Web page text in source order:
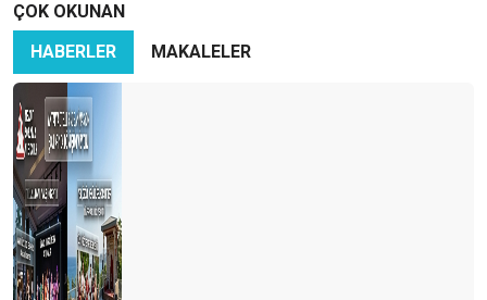
ARTIK DESTİNASYONUNU SEÇEMİYORSUN !.. DESTİNASYON
SENİ SEÇİYOR !..
TURİZM SEFERBERLİĞİ
2024 YAZ SEZONUNA ÇEYREK KALA
TURİZM VE YENİ YILDA BEKLENTİLER
ÇOK ESKİ SORUN, BİZİM YEPYENİ SORUNUMUZ...
KIZIM SANA SÖYLÜYORUM, GELİNİM SEN ANLA !..
TURİZMDE YURTTAN SESLER VUVUZELA KOROSU
ÇOK OKUNAN
HABERLER
MAKALELER